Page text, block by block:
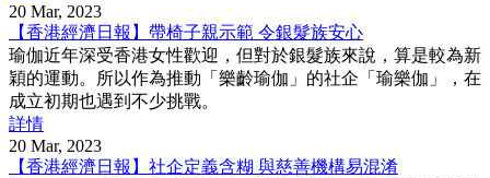
20 Mar, 2023
【香港經濟日報】帶椅子親示範 令銀髮族安心
瑜伽近年深受香港女性歡迎，但對於銀髮族來說，算是較為新
穎的運動。所以作為推動「樂齡瑜伽」的社企「瑜樂伽」，在
成立初期也遇到不少挑戰。
詳情
20 Mar, 2023
【香港經濟日報】社企定義含糊 與慈善機構易混淆